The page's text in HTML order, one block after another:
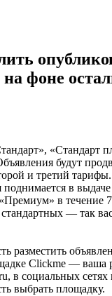
фоне
«Стандарт
будут
и третий
поднимается в
в течение
— так
разместить
Clickme — ваша
в социальных сетях
выбрать площадку.